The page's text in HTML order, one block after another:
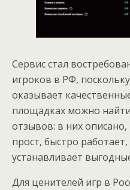
Сервис стал
игроков в РФ,
оказывает
площадках можно
отзывов: в них описано,
прост, быстро
устанавливает
Для ценителей игр в